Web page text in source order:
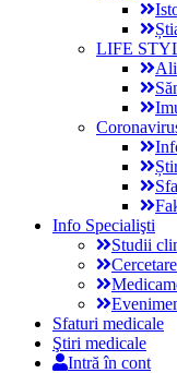
LIFE
Info Specialişti
Studii
Sfaturi medicale
Ştiri medicale
Intră în cont